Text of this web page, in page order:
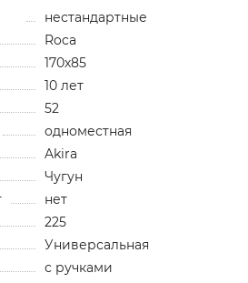
нестандартные
Roca
170х85
10 лет
52
одноместная
Akira
Чугун
нет
225
Универсальная
с ручками